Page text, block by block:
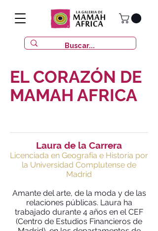
EL CORAZÓN DE
MAMAH AFRICA
Laura de la Carrera
Licenciada en Geografía e Historia por
la Universidad Complutense de
Madrid
Amante del arte, de la moda y de las
relaciones públicas. Laura ha
trabajado durante 4 años en el CEF
(Centro de Estudios Financieros de